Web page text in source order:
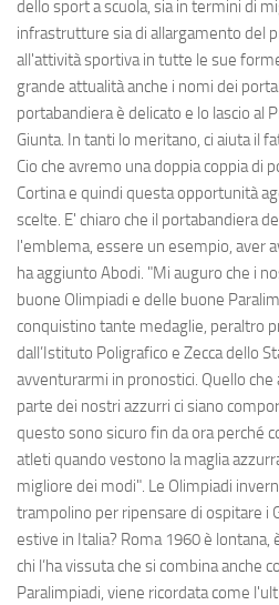
dello sport a scuola, sia in termini di
infrastrutture sia di allargamento del
all'attività sportiva in tutte le sue
grande attualità anche i nomi dei
portabandiera è delicato e lo lascio al
Giunta. In tanti lo meritano, ci aiuta il
Cio che avremo una doppia coppia di
Cortina e quindi questa opportunità
scelte. E' chiaro che il portabandiera
l'emblema, essere un esempio, aver
ha aggiunto Abodi. "Mi auguro che i
buone Olimpiadi e delle buone
conquistino tante medaglie, peraltro
dall’Istituto Poligrafico e Zecca dello
avventurarmi in pronostici. Quello che
parte dei nostri azzurri ci siano
questo sono sicuro fin da ora perché
atleti quando vestono la maglia
migliore dei modi". Le Olimpiadi
trampolino per ripensare di ospitare i
estive in Italia? Roma 1960 è
chi l’ha vissuta che si combina anche
Paralimpiadi, viene ricordata come